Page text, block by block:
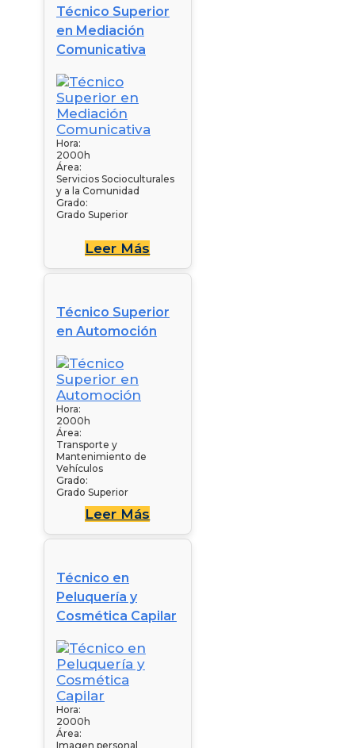
Técnico Superior
en Mediación
Comunicativa
Hora:
2000h
Área:
Servicios Socioculturales
y a la Comunidad
Grado:
Grado Superior
Leer Más
Técnico Superior
en Automoción
Hora:
2000h
Área:
Transporte y
Mantenimiento de
Vehículos
Grado:
Grado Superior
Leer Más
Técnico en
Peluquería y
Cosmética Capilar
Hora:
2000h
Área:
Imagen personal